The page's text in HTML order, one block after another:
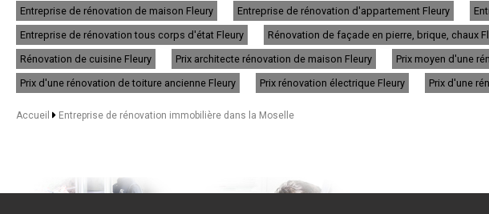
- Entreprise de rénovation immobilière à
- Entreprise de rénovation immobilière à
- Entreprise de rénovation immobilière à Saint-
- Entreprise de rénovation immobilière à
- Entreprise de rénovation immobilière à
- Entreprise de rénovation immobilière à
- Entreprise de rénovation immobilière à Freyming-
- Entreprise de rénovation immobilière à
- Entreprise de rénovation immobilière à Maizières-
- Entreprise de rénovation immobilière à
Entreprise de rénovation de maison Fleury Entreprise de rénovation d'appartement Fleury
Entreprise de rénovation tous corps d'état Fleury
Rénovation de façade en pierre, brique, chaux
Rénovation de cuisine Fleury
Prix architecte rénovation de maison Fleury
Prix moyen d'une
Prix d'une rénovation de toiture ancienne Fleury
Prix rénovation électrique Fleury Prix d'une
Accueil Entreprise de rénovation immobilière dans la Moselle